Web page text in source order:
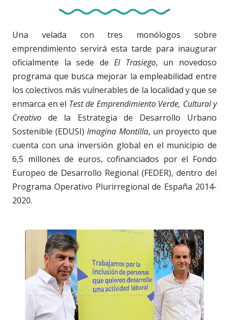
Una velada con tres monólogos sobre
emprendimiento servirá esta tarde para inaugurar
oficialmente la sede deEl Trasiego, un novedoso
programa que busca mejorar la empleabilidad entre
los colectivos más vulnerables de la localidad y que se
enmarca en el Test de Emprendimiento Verde, Cultural y
Creativo de la Estrategia de Desarrollo Urbano
Sostenible (EDUSI)Imagina Montilla, un proyecto que
cuenta con una inversión global en el municipio de
6,5 millones de euros, cofinanciados por el Fondo
Europeo de Desarrollo Regional (FEDER), dentro del
Programa Operativo Plurirregional de España 2014-
2020.